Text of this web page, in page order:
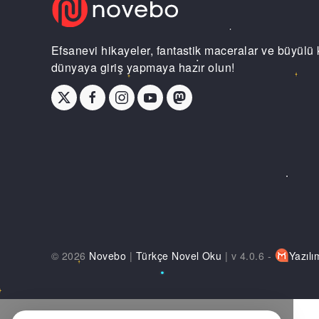
Efsanevi hikayeler, fantastik maceralar ve
dünyaya giriş yapmaya hazır olun!
© 2026 Novebo | Türkçe Novel Oku | v 4.0.6 -